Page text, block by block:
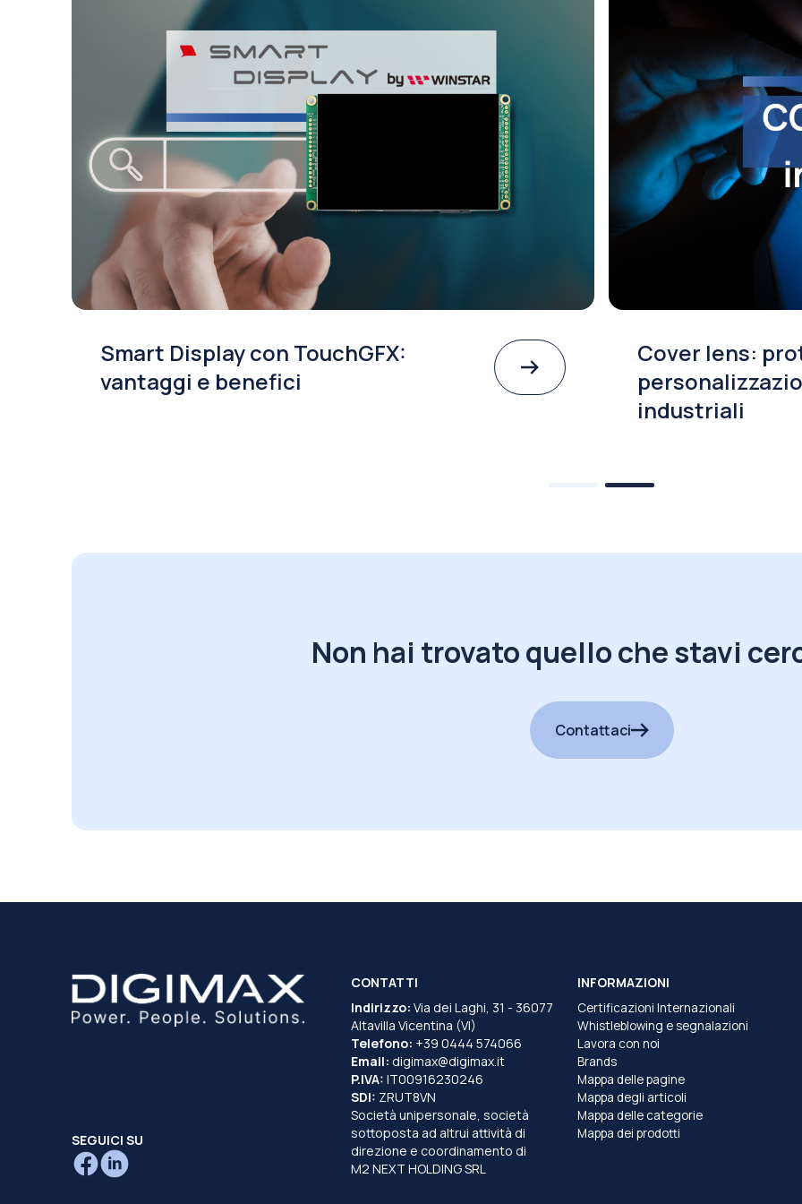
Smart Display con TouchGFX:
vantaggi e benefici
Cover lens:
industriali
Non hai trovato quello che stavi
Contattaci
SEGUICI SU
CONTATTI
Indirizzo: Via dei Laghi, 31 - 36077
Altavilla Vicentina (VI)
Telefono: +39 0444 574066
Email: digimax@digimax.it
P.IVA: IT00916230246
SDI: ZRUT8VN
Società unipersonale, società
sottoposta ad altrui attività di
direzione e coordinamento di
M2 NEXT HOLDING SRL
INFORMAZIONI
Certificazioni Internazionali
Whistleblowing e segnalazioni
Lavora con noi
Brands
Mappa delle pagine
Mappa degli articoli
Mappa delle categorie
Mappa dei prodotti